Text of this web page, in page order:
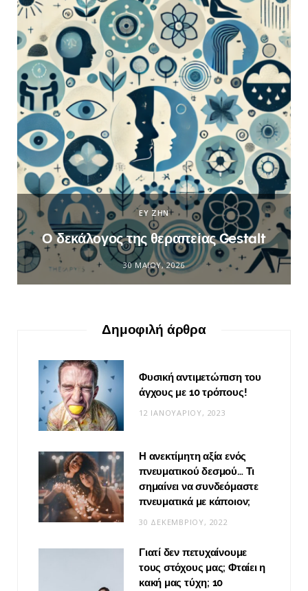
ΕΥ ΖΗΝ
Ο δεκάλογος της θεραπείας Gestalt
30 ΜΑΪ́ΟΥ, 2026
Δημοφιλή άρθρα
Φυσική αντιμετώπιση του
άγχους με 10 τρόπους!
12 ΙΑΝΟΥΑΡΊΟΥ, 2023
Η ανεκτίμητη αξία ενός
πνευματικού δεσμού… Τι
σημαίνει να συνδεόμαστε
πνευματικά με κάποιον;
30 ΔΕΚΕΜΒΡΊΟΥ, 2022
Γιατί δεν πετυχαίνουμε
τους στόχους μας; Φταίει η
κακή μας τύχη; 10